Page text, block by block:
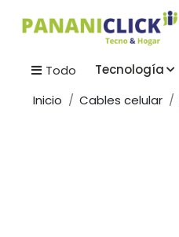
Todo Tecnología
Inicio
Cables celular